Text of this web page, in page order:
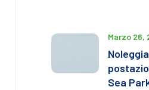
Marzo 26,
Sea